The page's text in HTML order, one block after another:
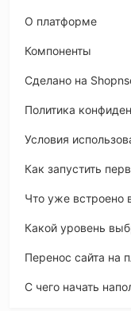
O платформе
Компоненты
Сделано на
Политика
Условия
Как запустить
Что уже встроено
Какой уровень
Перенос сайта на
С чего начать